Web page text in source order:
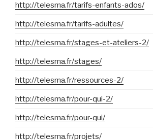
http://telesma.fr/tarifs-enfants-ados/
http://telesma.fr/tarifs-adultes/
http://telesma.fr/stages-et-ateliers-2/
http://telesma.fr/stages/
http://telesma.fr/ressources-2/
http://telesma.fr/pour-qui-2/
http://telesma.fr/pour-qui/
http://telesma.fr/projets/